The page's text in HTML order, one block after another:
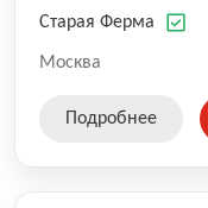
России (Wildberries,
на глобальной
SKU, премиальные
Старая Ферма
Москва
Подробнее